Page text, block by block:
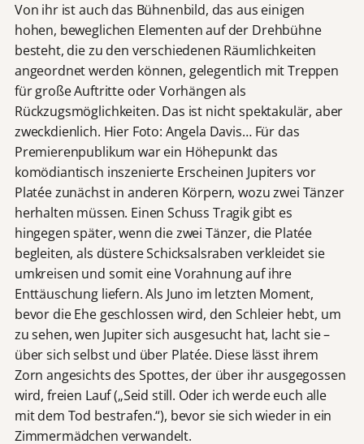
Von ihr ist auch das Bühnenbild, das aus einigen
hohen, beweglichen Elementen auf der Drehbühne
besteht, die zu den verschiedenen Räumlichkeiten
angeordnet werden können, gelegentlich mit Treppen
für große Auftritte oder Vorhängen als
Rückzugsmöglichkeiten. Das ist nicht spektakulär, aber
zweckdienlich. Hier Foto: Angela Davis… Für das
Premierenpublikum war ein Höhepunkt das
komödiantisch inszenierte Erscheinen Jupiters vor
Platée zunächst in anderen Körpern, wozu zwei Tänzer
herhalten müssen. Einen Schuss Tragik gibt es
hingegen später, wenn die zwei Tänzer, die Platée
begleiten, als düstere Schicksalsraben verkleidet sie
umkreisen und somit eine Vorahnung auf ihre
Enttäuschung liefern. Als Juno im letzten Moment,
bevor die Ehe geschlossen wird, den Schleier hebt, um
zu sehen, wen Jupiter sich ausgesucht hat, lacht sie –
über sich selbst und über Platée. Diese lässt ihrem
Zorn angesichts des Spottes, der über ihr ausgegossen
wird, freien Lauf („Seid still. Oder ich werde euch alle
mit dem Tod bestrafen.“), bevor sie sich wieder in ein
Zimmermädchen verwandelt.